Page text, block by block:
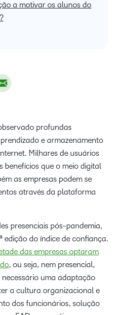
profundas
e armazenamento
Milhares de usuários
benefícios que o meio digital
as empresas podem se
através da plataforma
presenciais pós-pandemia,
edição do índice de confiança.
das empresas optaram
, ou seja, nem presencial,
uma adaptação
a cultura organizacional e
dos funcionários, solução
a motivar os alunos do